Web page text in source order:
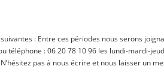
: Entre ces périodes nous serons
téléphone : 06 20 78 10 96 les lundi-mardi-
pas à nous écrire et nous laisser un